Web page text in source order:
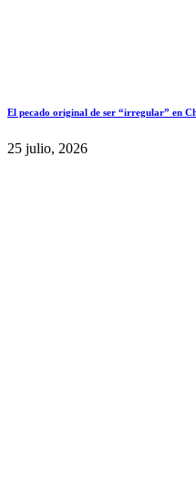
El pecado original de ser “irregular” en
25 julio, 2026